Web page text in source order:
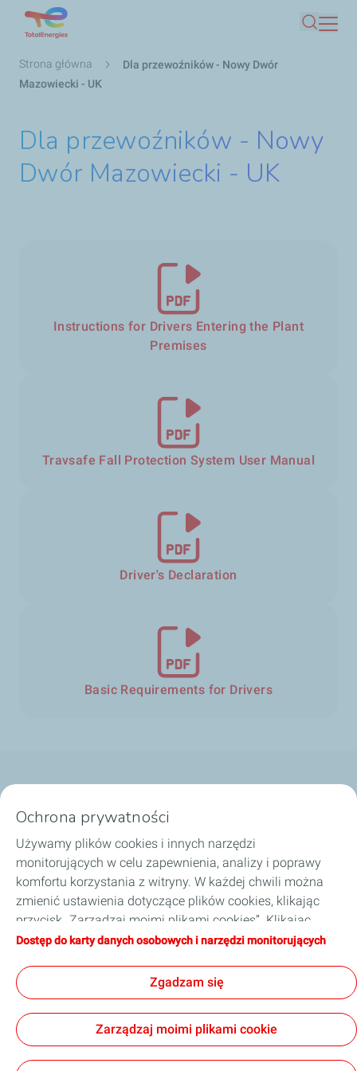
treści
Szukaj
Ścieżka
nawigacyjna
Strona główna
Dla przewoźników - Nowy Dwór
Mazowiecki - UK
Dla przewoźników - Nowy
Dwór Mazowiecki - UK
Instructions for Drivers Entering the Plant
Premises
Travsafe Fall Protection System User Manual
Driver's Declaration
Basic Requirements for Drivers
Dobierz olej
Porady i wskazówki
O TotalEnergies
Zostań naszym partnerem
Informacje prawnePolityka prywatności
Kodeks postępowania TotalEnergies
Ochrona prywatności
Używamy plików cookies i innych narzędzi
monitorujących w celu zapewnienia, analizy i poprawy
komfortu korzystania z witryny. W każdej chwili można
zmienić ustawienia dotyczące plików cookies, klikając
przycisk „Zarządzaj moimi plikami cookies”. Klikając
przycisk „Akceptuję”, wyrażają Państwo zgodę na
kliknięcia przycisku „Odmawiam”, używane będą tylko
techniczne pliki cookies niezbędne do prawidłowego
funkcjonowania strony. Więcej informacji na ten temat
można znaleźć na stronie „Karta danych osobowych i
Dostęp do karty danych osobowych i narzędzi monitorujących
Zgadzam się
Zarządzaj moimi plikami cookie